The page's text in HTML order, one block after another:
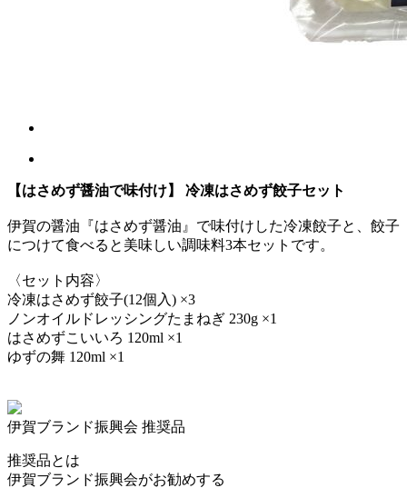
【はさめず醤油で味付け】 冷凍はさめず餃子セット
伊賀の醤油『はさめず醤油』で味付けした冷凍餃子と、餃子
につけて食べると美味しい調味料3本セットです。
〈セット内容〉
冷凍はさめず餃子(12個入) ×3
ノンオイルドレッシングたまねぎ 230g ×1
はさめずこいいろ 120ml ×1
ゆずの舞 120ml ×1
伊賀ブランド振興会 推奨品
推奨品とは
伊賀ブランド振興会がお勧めする